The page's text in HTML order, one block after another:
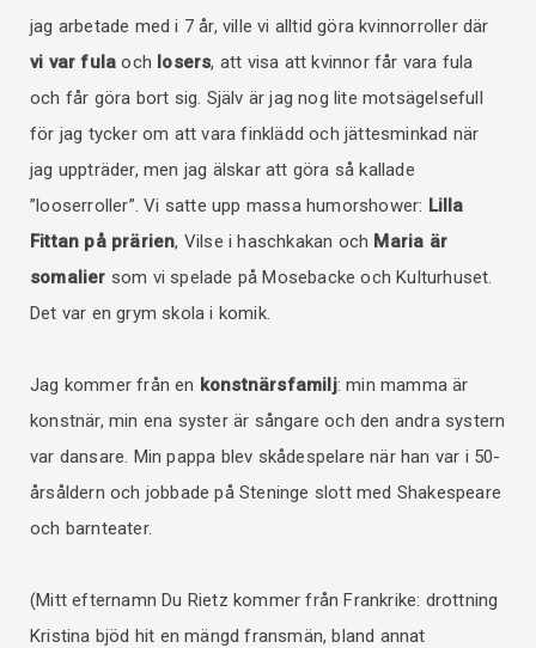
jag arbetade med i 7 år, ville vi alltid göra kvinnorroller där
vi var fula och losers, att visa att kvinnor får vara fula
och får göra bort sig. Själv är jag nog lite motsägelsefull
för jag tycker om att vara finklädd och jättesminkad när
jag uppträder, men jag älskar att göra så kallade
”looserroller”. Vi satte upp massa humorshower: Lilla
Fittan på prärien, Vilse i haschkakan och Maria är
somalier som vi spelade på Mosebacke och Kulturhuset.
Det var en grym skola i komik.
Jag kommer från en konstnärsfamilj: min mamma är
konstnär, min ena syster är sångare och den andra systern
var dansare. Min pappa blev skådespelare när han var i 50-
årsåldern och jobbade på Steninge slott med Shakespeare
och barnteater.
(Mitt efternamn Du Rietz kommer från Frankrike: drottning
Kristina bjöd hit en mängd fransmän, bland annat